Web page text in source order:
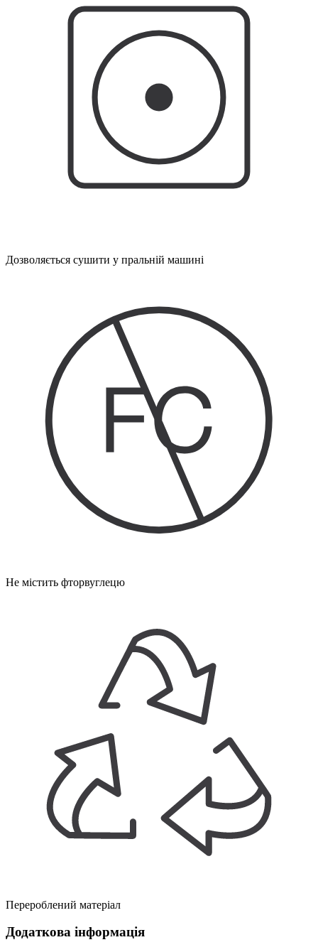
Дозволяється сушити у пральній машині
Не містить фторвуглецю
Перероблений матеріал
Додаткова інформація